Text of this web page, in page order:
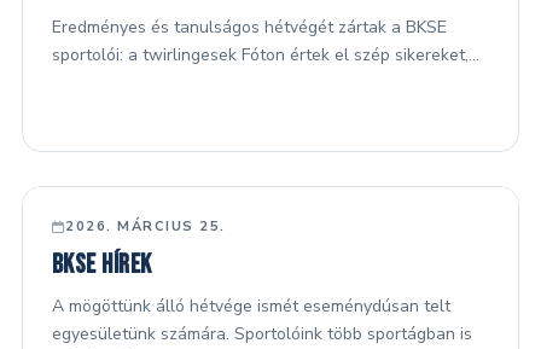
Eredményes és tanulságos hétvégét zártak a BKSE
sportolói: a twirlingesek Fóton értek el szép sikereket,…
FŐ HÍREK
2026. MÁRCIUS 25.
BKSE hírek
A mögöttünk álló hétvége ismét eseménydúsan telt
egyesületünk számára. Sportolóink több sportágban is